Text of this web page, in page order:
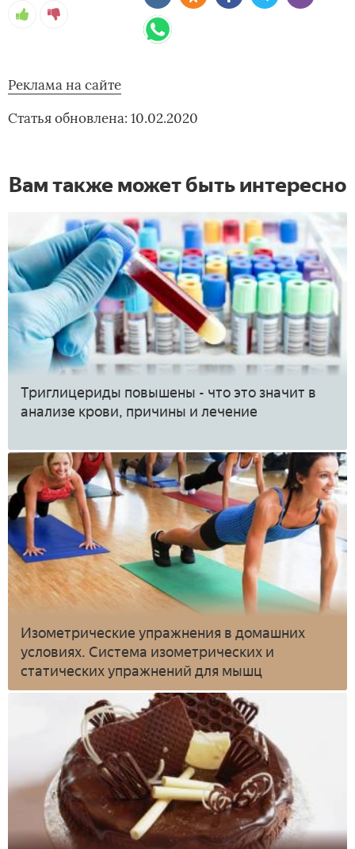
Реклама на сайте
Статья обновлена: 10.02.2020
Вам также может быть интересно
Триглицериды повышены - что это значит в
анализе крови, причины и лечение
Изометрические упражнения в домашних
условиях. Система изометрических и
статических упражнений для мышц